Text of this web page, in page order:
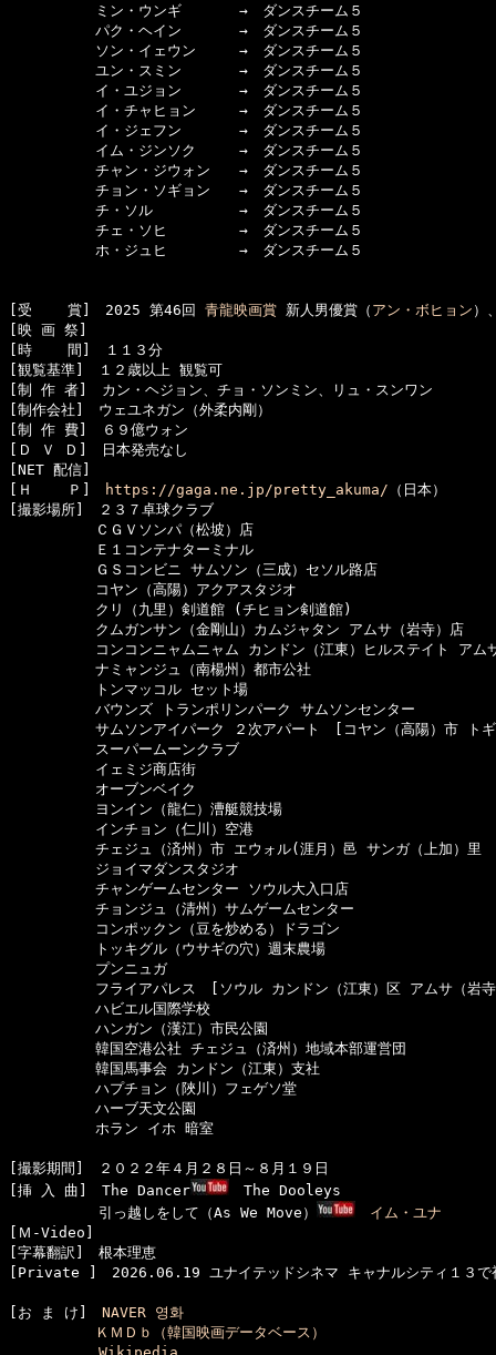
ミン・ウンギ　　　　→　ダンスチーム５
パク・ヘイン　　　　→　ダンスチーム５
ソン・イェウン　　　→　ダンスチーム５
ユン・スミン　　　　→　ダンスチーム５
イ・ユジョン　　　　→　ダンスチーム５
イ・チャヒョン　　　→　ダンスチーム５
イ・ジェフン　　　　→　ダンスチーム５
イム・ジンソク　　　→　ダンスチーム５
チャン・ジウォン　　→　ダンスチーム５
チョン・ソギョン　　→　ダンスチーム５
チ・ソル　　　　　　→　ダンスチーム５
チェ・ソヒ　　　　　→　ダンスチーム５
ホ・ジュヒ　　　　　→　ダンスチーム５
[受    賞]　2025 第46回 青龍映画賞 新人男優賞（ アン・ボヒョン ）
[映 画 祭]
[時    間]　１１３分
[観覧基準]　１２歳以上 観覧可
[制 作 者]　カン・ヘジョン、チョ・ソンミン、リュ・スンワン
[制作会社]　ウェユネガン（外柔内剛）
[制 作 費]　６９億ウォン
[Ｄ Ｖ Ｄ]　日本発売なし
[NET 配信]
[Ｈ    Ｐ]
https://gaga.ne.jp/pretty_akuma/ （日本）
[撮影場所]　２３７卓球クラブ
ＣＧＶソンパ（松坡）店
Ｅ１コンテナターミナル
ＧＳコンビニ サムソン（三成）セソル路店
コヤン（高陽）アクアスタジオ
クリ（九里）剣道館 (チヒョン剣道館)
クムガンサン（金剛山）カムジャタン アムサ（岩寺）店
コンコンニャムニャム カンドン（江東）ヒルステイト アムサ
ナミャンジュ（南楊州）都市公社
トンマッコル セット場
バウンズ トランポリンパーク サムソンセンター
サムソンアイパーク ２次アパート　[コヤン（高陽）市 トギ
スーパームーンクラブ
イェミジ商店街
オーブンベイク
ヨンイン（龍仁）漕艇競技場
インチョン（仁川）空港
チェジュ（済州）市 エウォル(涯月）邑 サンガ（上加）里
ジョイマダンスタジオ
チャンゲームセンター ソウル大入口店
チョンジュ（清州）サムゲームセンター
コンポックン（豆を炒める）ドラゴン
トッキグル（ウサギの穴）週末農場
プンニュガ
フライアパレス　[ソウル カンドン（江東）区 アムサ（岩
ハビエル国際学校
ハンガン（漢江）市民公園
韓国空港公社 チェジュ（済州）地域本部運営団
韓国馬事会 カンドン（江東）支社
ハプチョン（陜川）フェゲソ堂
ハーブ天文公園
ホラン イホ 暗室
[撮影期間]　２０２２年４月２８日～８月１９日
[挿 入 曲]　The Dancer
The Dooleys
  　　　　　引っ越しをして（As We Move）
イム・ユナ
[Ｍ-Video]
[字幕翻訳]　根本理恵
[お ま け] NAVER 영화
ＫＭＤｂ（韓国映画データベース）